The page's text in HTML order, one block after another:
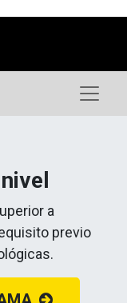
a
previo